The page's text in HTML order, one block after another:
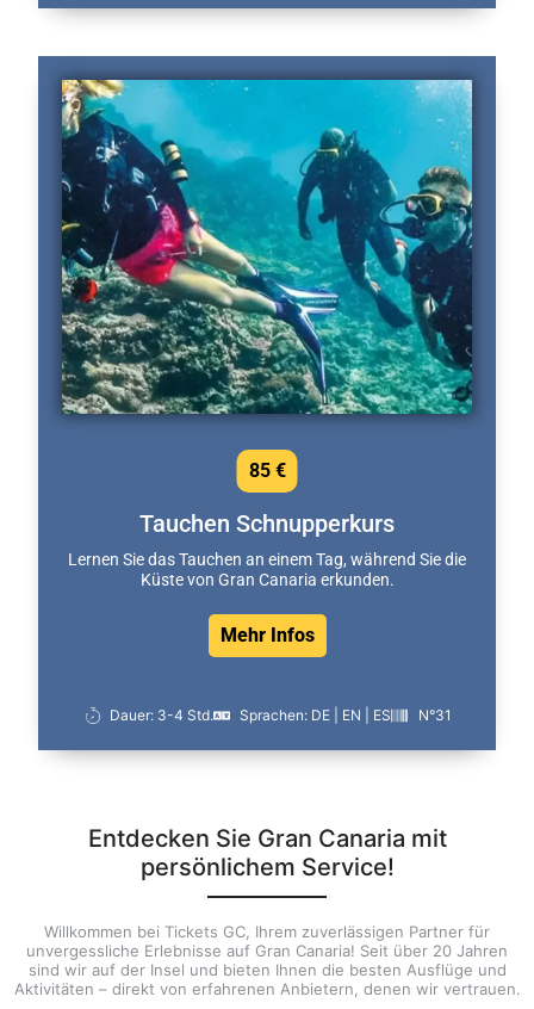
Tauchen Schnupperkurs
Lernen Sie das Tauchen an einem Tag, während Sie die
Küste von Gran Canaria erkunden.
Mehr Infos
85 €
Dauer: 3-4 Std. Sprachen: DE | EN | ES N°31
Entdecken Sie Gran Canaria mit
persönlichem Service!
Willkommen bei Tickets GC, Ihrem zuverlässigen Partner für
unvergessliche Erlebnisse auf Gran Canaria! Seit über 20 Jahren
sind wir auf der Insel und bieten Ihnen die besten Ausflüge und
Aktivitäten – direkt von erfahrenen Anbietern, denen wir vertrauen.